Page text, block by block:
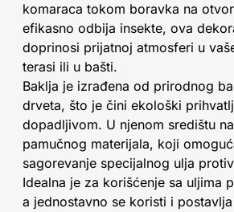
komaraca tokom boravka na
efikasno odbija insekte, ova
doprinosi prijatnoj atmosferi u
terasi ili u bašti.
Baklja je izrađena od prirodnog
drveta, što je čini ekološki
dopadljivom. U njenom središtu
pamučnog materijala, koji
sagorevanje specijalnog ulja
Idealna je za korišćenje sa uljima
a jednostavno se koristi i